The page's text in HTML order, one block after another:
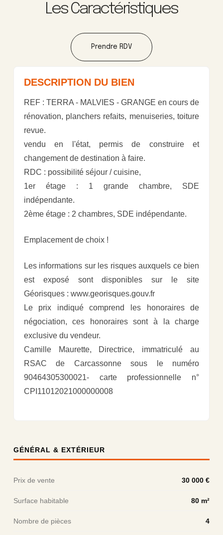
Les Caractéristiques
Prendre RDV
DESCRIPTION DU BIEN
REF : TERRA - MALVIES - GRANGE en cours de
rénovation, planchers refaits, menuiseries, toiture
revue.
vendu en l'état, permis de construire et
changement de destination à faire.
RDC : possibilité séjour / cuisine,
1er étage : 1 grande chambre, SDE
indépendante.
2ème étage : 2 chambres, SDE indépendante.
Emplacement de choix !
Les informations sur les risques auxquels ce bien
est exposé sont disponibles sur le site
Géorisques : www.georisques.gouv.fr
Le prix indiqué comprend les honoraires de
négociation, ces honoraires sont à la charge
exclusive du vendeur.
Camille Maurette, Directrice, immatriculé au
RSAC de Carcassonne sous le numéro
90464305300021- carte professionnelle n°
CPI11012021000000008
GÉNÉRAL & EXTÉRIEUR
Prix de vente 30 000 €
Surface habitable 80 m²
Nombre de pièces 4